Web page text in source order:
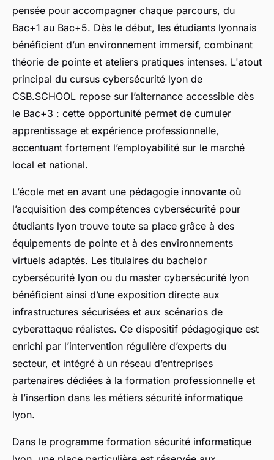
pensée pour accompagner chaque parcours, du
Bac+1 au Bac+5. Dès le début, les étudiants lyonnais
bénéficient d’un environnement immersif, combinant
théorie de pointe et ateliers pratiques intenses. L'atout
principal du cursus cybersécurité lyon de
CSB.SCHOOL repose sur l’alternance accessible dès
le Bac+3 : cette opportunité permet de cumuler
apprentissage et expérience professionnelle,
accentuant fortement l’employabilité sur le marché
local et national.
L’école met en avant une pédagogie innovante où
l’acquisition des compétences cybersécurité pour
étudiants lyon trouve toute sa place grâce à des
équipements de pointe et à des environnements
virtuels adaptés. Les titulaires du bachelor
cybersécurité lyon ou du master cybersécurité lyon
bénéficient ainsi d’une exposition directe aux
infrastructures sécurisées et aux scénarios de
cyberattaque réalistes. Ce dispositif pédagogique est
enrichi par l’intervention régulière d’experts du
secteur, et intégré à un réseau d’entreprises
partenaires dédiées à la formation professionnelle et
à l’insertion dans les métiers sécurité informatique
lyon.
Dans le programme formation sécurité informatique